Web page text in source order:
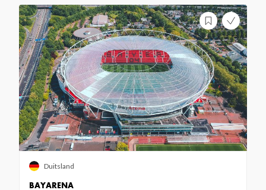
BAYARENA
Duitsland